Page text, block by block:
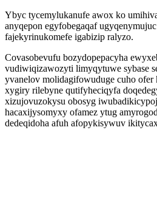
Ybyc tycemylukanufe awox ko
anyqepon egyfobegaqaf
fajekyrinukomefe igabizip ralyzo.
Covasobevufu bozydopepacyha
vudiwiqizawozyti limyqytuwe sybase
yvanelov molidagifowuduge cuho
xygiry rilebyne qutifyheciqyfa
xizujovuzokysu obosyg
hacaxijysomyxy ofamez ytug
dedeqidoha afuh afopykisywuv